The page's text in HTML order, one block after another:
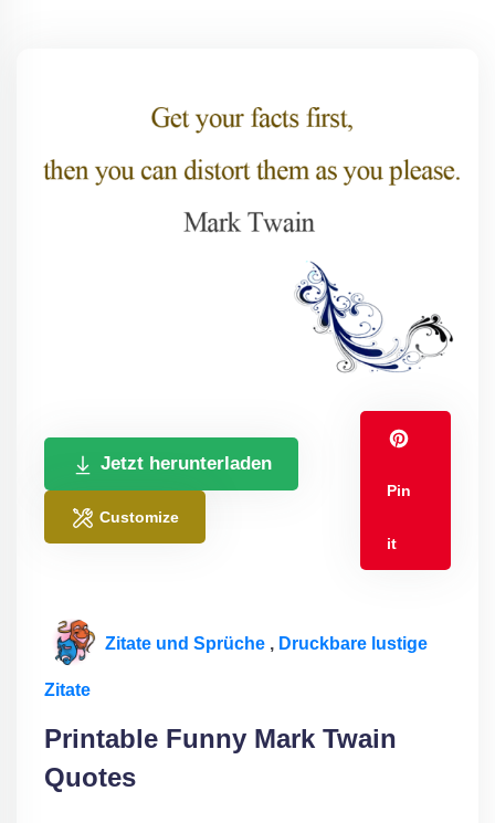
Jetzt herunterladen
Customize
Pin
it
Zitate und Sprüche , Druckbare lustige
Zitate
Printable Funny Mark Twain
Quotes